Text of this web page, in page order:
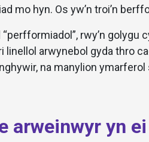
mo hyn. Os yw’n troi’n
rwy’n golygu
linellol arwynebol gyda thro
na manylion
arweinwyr yn